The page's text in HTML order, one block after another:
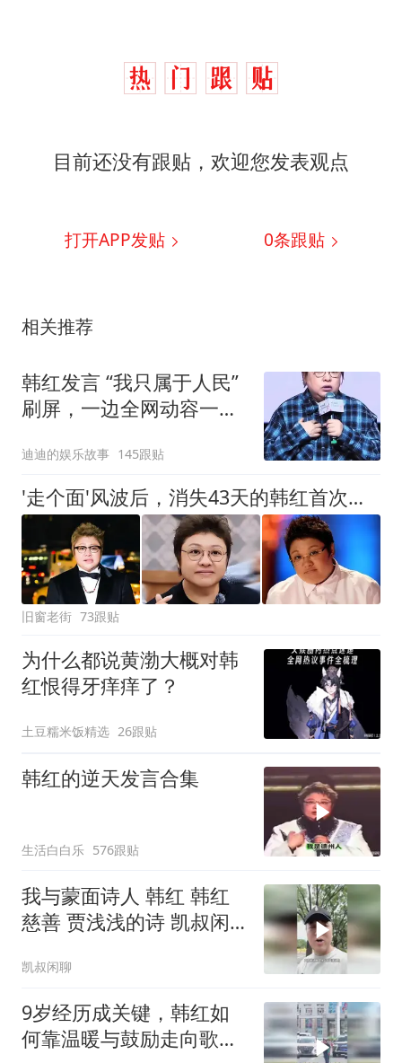
目前还没有跟贴，欢迎您发表观点
打开APP发贴 0条跟贴
相关推荐
韩红发言 “我只属于人民”
刷屏，一边全网动容一边
迪迪的娱乐故事 145跟贴
'走个面'风波后，消失43天的韩红首次露面，暴瘦脱相领导陪同
旧窗老街 73跟贴
为什么都说黄渤大概对韩
红恨得牙痒痒了？
土豆糯米饭精选 26跟贴
韩红的逆天发言合集
生活白白乐 576跟贴
我与蒙面诗人 韩红 韩红
慈善 贾浅浅的诗 凯叔闲
凯叔闲聊
9岁经历成关键，韩红如
何靠温暖与鼓励走向歌唱